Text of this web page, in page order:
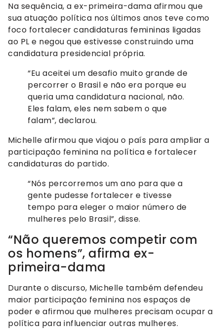
Na sequência, a ex-primeira-dama afirmou que
sua atuação política nos últimos anos teve como
foco fortalecer candidaturas femininas ligadas
ao PL e negou que estivesse construindo uma
candidatura presidencial própria.
“Eu aceitei um desafio muito grande de
percorrer o Brasil e não era porque eu
queria uma candidatura nacional, não.
Eles falam, eles nem sabem o que
falam”, declarou.
Michelle afirmou que viajou o país para ampliar a
participação feminina na política e fortalecer
candidaturas do partido.
“Nós percorremos um ano para que a
gente pudesse fortalecer e tivesse
tempo para eleger o maior número de
mulheres pelo Brasil”, disse.
“Não queremos competir com
os homens”, afirma ex-
primeira-dama
Durante o discurso, Michelle também defendeu
maior participação feminina nos espaços de
poder e afirmou que mulheres precisam ocupar a
política para influenciar outras mulheres.